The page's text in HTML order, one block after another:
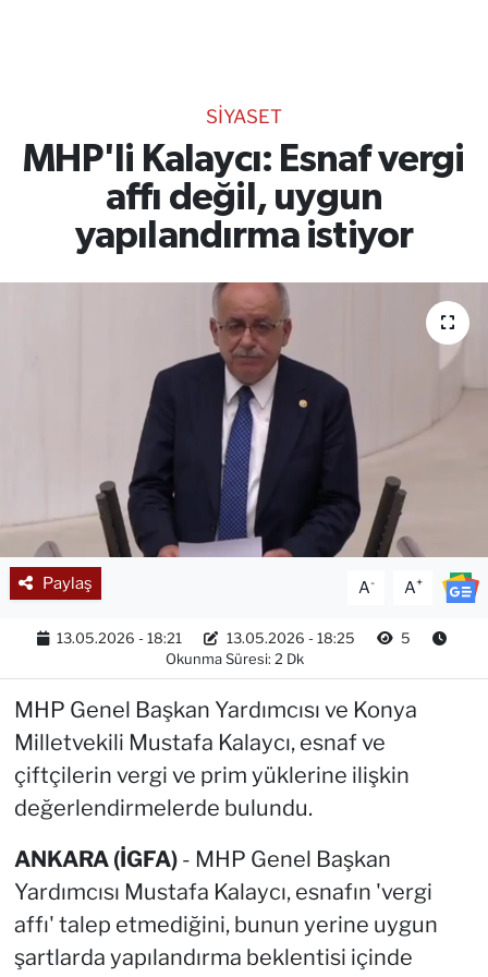
SİYASET
MHP'li Kalaycı: Esnaf vergi
affı değil, uygun
yapılandırma istiyor
Paylaş A- A+
13.05.2026 - 18:21 13.05.2026 - 18:25
5
Okunma Süresi: 2 Dk
MHP Genel Başkan Yardımcısı ve Konya
Milletvekili Mustafa Kalaycı, esnaf ve
çiftçilerin vergi ve prim yüklerine ilişkin
değerlendirmelerde bulundu.
ANKARA (İGFA) - MHP Genel Başkan
Yardımcısı Mustafa Kalaycı, esnafın 'vergi
affı' talep etmediğini, bunun yerine uygun
şartlarda yapılandırma beklentisi içinde
RESMİ İLANLAR
Gencsesfm Canlı Dinle